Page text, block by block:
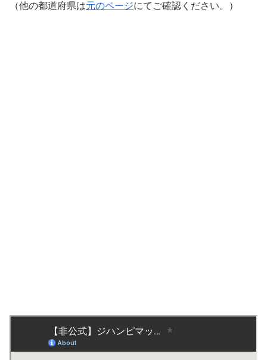
（他の都道府県は元のページにてご確認ください。）